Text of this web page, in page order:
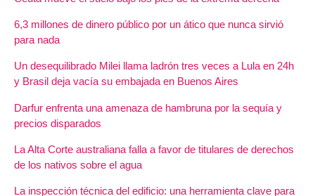
6,3 millones de dinero público por un ático que nunca sirvió
para nada
Un desequilibrado Milei llama ladrón tres veces a Lula en 24h
y Brasil deja vacía su embajada en Buenos Aires
Darfur enfrenta una amenaza de hambruna por la sequía y
precios disparados
La Alta Corte australiana falla a favor de titulares de derechos
de los nativos sobre el agua
La inspección técnica del edificio: una herramienta clave para